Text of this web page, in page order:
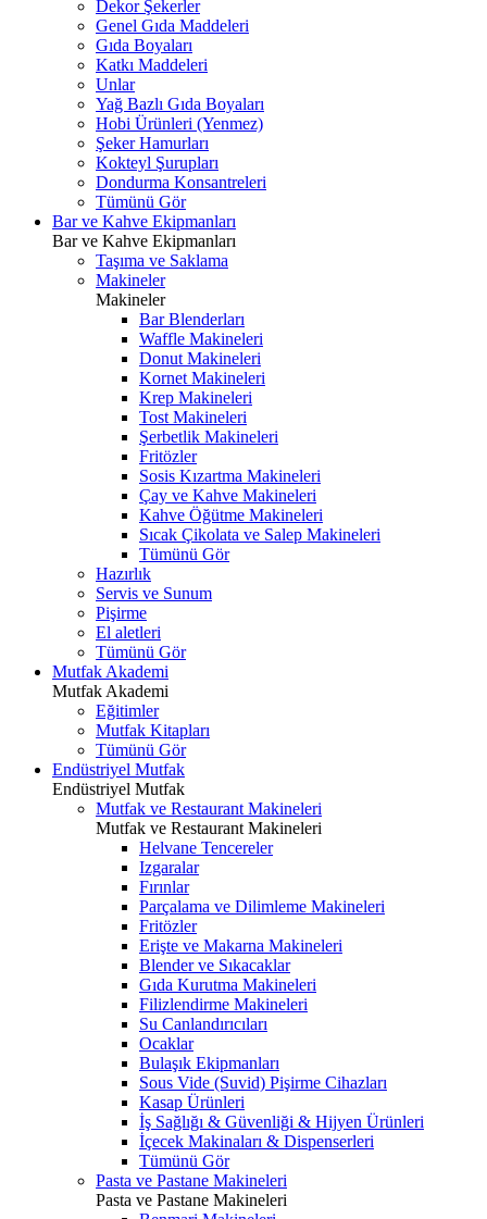
Dekor Şekerler
Genel Gıda Maddeleri
Gıda Boyaları
Katkı Maddeleri
Unlar
Yağ Bazlı Gıda Boyaları
Hobi Ürünleri (Yenmez)
Şeker Hamurları
Kokteyl Şurupları
Dondurma Konsantreleri
Tümünü Gör
Bar ve Kahve Ekipmanları
Bar ve Kahve Ekipmanları
Taşıma ve Saklama
Makineler
Makineler
Bar Blenderları
Waffle Makineleri
Donut Makineleri
Kornet Makineleri
Krep Makineleri
Tost Makineleri
Şerbetlik Makineleri
Fritözler
Sosis Kızartma Makineleri
Çay ve Kahve Makineleri
Kahve Öğütme Makineleri
Sıcak Çikolata ve Salep Makineleri
Tümünü Gör
Hazırlık
Servis ve Sunum
Pişirme
El aletleri
Tümünü Gör
Mutfak Akademi
Mutfak Akademi
Eğitimler
Mutfak Kitapları
Tümünü Gör
Endüstriyel Mutfak
Endüstriyel Mutfak
Mutfak ve Restaurant Makineleri
Mutfak ve Restaurant Makineleri
Helvane Tencereler
Izgaralar
Fırınlar
Parçalama ve Dilimleme Makineleri
Fritözler
Erişte ve Makarna Makineleri
Blender ve Sıkacaklar
Gıda Kurutma Makineleri
Filizlendirme Makineleri
Su Canlandırıcıları
Ocaklar
Bulaşık Ekipmanları
Sous Vide (Suvid) Pişirme Cihazları
Kasap Ürünleri
İş Sağlığı & Güvenliği & Hijyen Ürünleri
İçecek Makinaları & Dispenserleri
Tümünü Gör
Pasta ve Pastane Makineleri
Pasta ve Pastane Makineleri